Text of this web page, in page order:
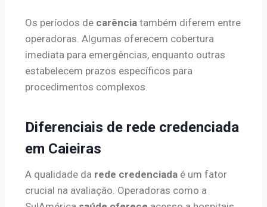
Os períodos de carência também diferem entre
operadoras. Algumas oferecem cobertura
imediata para emergências, enquanto outras
estabelecem prazos específicos para
procedimentos complexos.
Diferenciais de rede credenciada
em Caieiras
A qualidade da rede credenciada é um fator
crucial na avaliação. Operadoras como a